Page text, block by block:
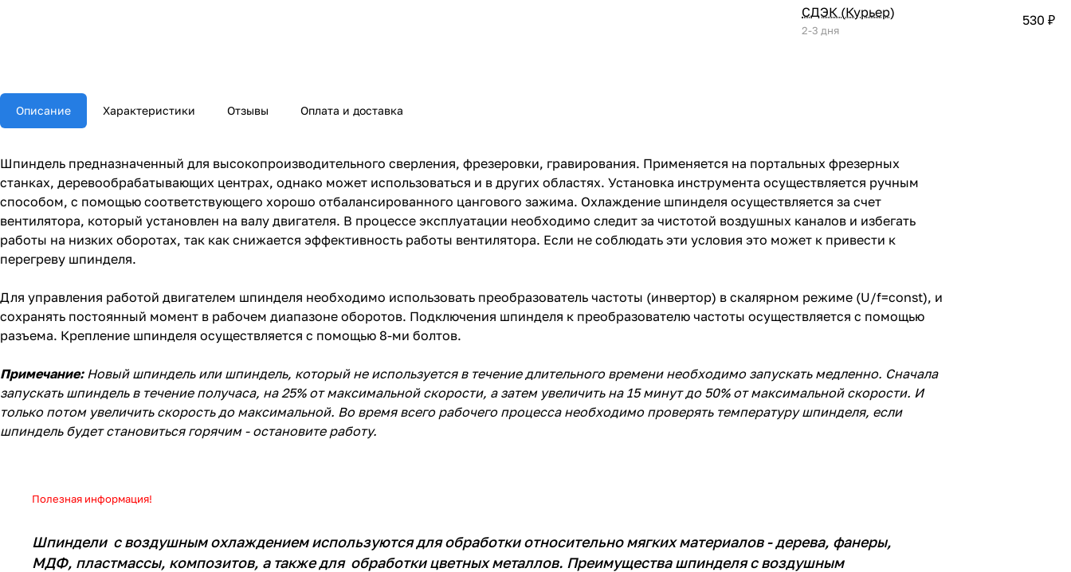
СДЭК (Курьер)
2-3 дня
530 ₽
Описание Характеристики Отзывы Оплата и доставка
Шпиндель предназначенный для высокопроизводительного сверления, фрезеровки, гравирования. Применяется на портальных фрезерных
станках, деревообрабатывающих центрах, однако может использоваться и в других областях. Установка инструмента осуществляется ручным
способом, с помощью соответствующего хорошо отбалансированного цангового зажима. Охлаждение шпинделя осуществляется за счет
вентилятора, который установлен на валу двигателя. В процессе эксплуатации необходимо следит за чистотой воздушных каналов и избегать
работы на низких оборотах, так как снижается эффективность работы вентилятора. Если не соблюдать эти условия это может к привести к
перегреву шпинделя.
Для управления работой двигателем шпинделя необходимо использовать преобразователь частоты (инвертор) в скалярном режиме (U/f=const), и
сохранять постоянный момент в рабочем диапазоне оборотов. Подключения шпинделя к преобразователю частоты осуществляется с помощью
разъема. Крепление шпинделя осуществляется с помощью 8-ми болтов.
Примечание:Новый шпиндель или шпиндель, который не используется в течение длительного времени необходимо запускать медленно. Сначала
запускать шпиндель в течение получаса, на 25% от максимальной скорости, а затем увеличить на 15 минут до 50% от максимальной скорости. И
только потом увеличить скорость до максимальной. Во время всего рабочего процесса необходимо проверять температуру шпинделя, если
шпиндель будет становиться горячим - остановите работу.
Полезная информация!
Шпиндели с воздушным охлаждением используются для обработки относительно мягких материалов - дерева, фанеры,
МДФ, пластмассы, композитов, а также для обработки цветных металлов. Преимущества шпинделя с воздушным